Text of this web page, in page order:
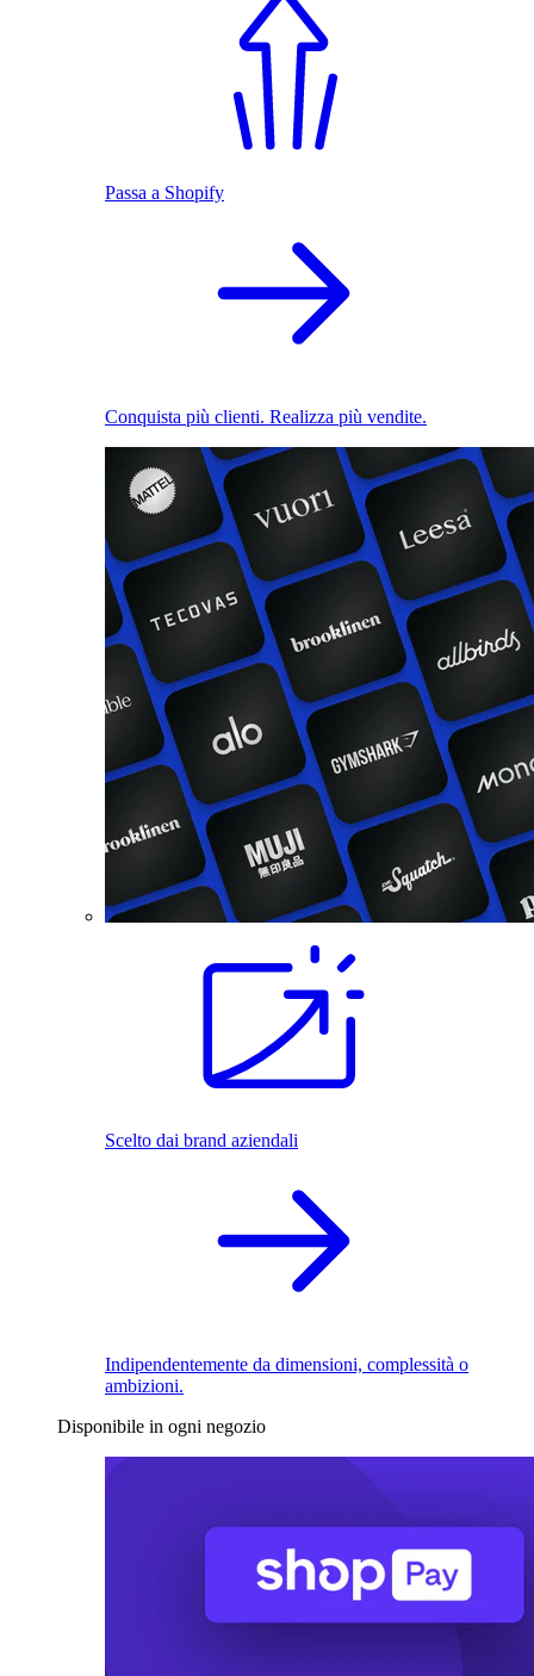
Passa a Shopify
Conquista più clienti. Realizza più vendite.
Scelto dai brand aziendali
Indipendentemente da dimensioni, complessità o
ambizioni.
Disponibile in ogni negozio